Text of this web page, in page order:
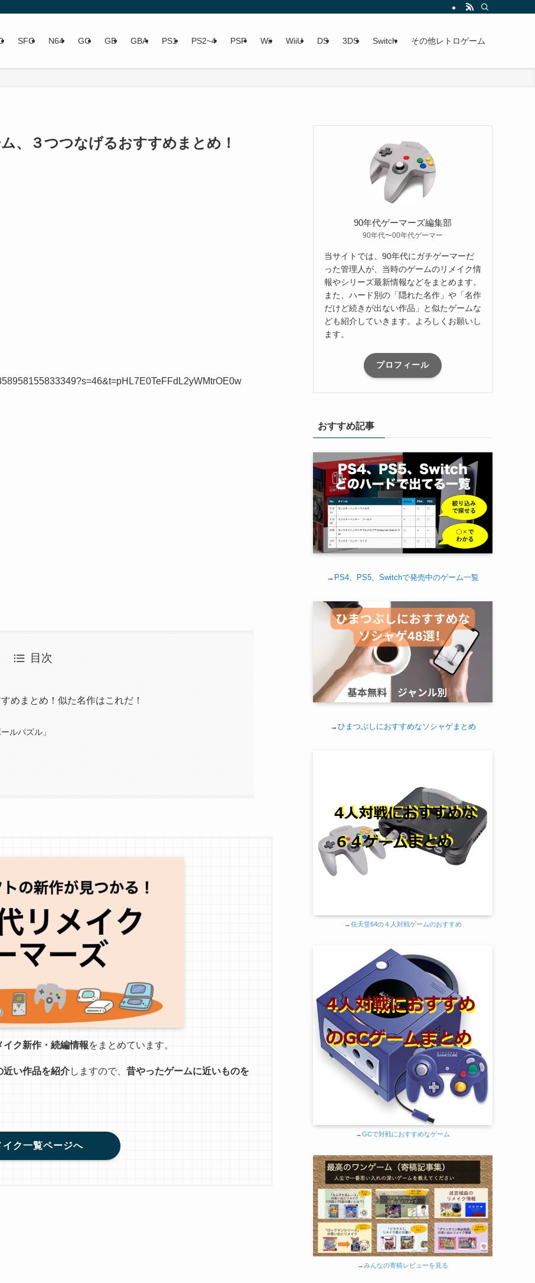
SFC N64 GC GB GBA PS1 PS2~4 PSP Wii WiiU DS 3DS Switch その他レトロゲーム
、３つつなげるおすすめまとめ！
目次
めまとめ！似た名作はこれだ！
ルパズル」
イク新作・続編情報をまとめています。
近い作品を紹介しますので、 昔やったゲームに近いものを
イク一覧ページへ
90年代ゲーマーズ編集部
90年代〜00年代ゲーマー
当サイトでは、90年代にガチゲーマーだ
った管理人が、当時のゲームのリメイク情
報やシリーズ最新情報などをまとめます。
また、ハード別の「隠れた名作」や「名作
だけど続きが出ない作品」と似たゲームな
ども紹介していきます。よろしくお願いし
ます。
プロフィール
おすすめ記事
→ PS4、PS5、Switchで発売中のゲーム一覧
→ひまつぶしにおすすめなソシャゲまとめ
→任天堂64の４人対戦ゲームのおすすめ
→GCで対戦におすすめなゲーム
→みんなの寄稿レビューを見る